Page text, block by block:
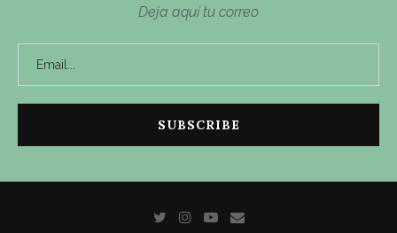
Deja aquí tu correo